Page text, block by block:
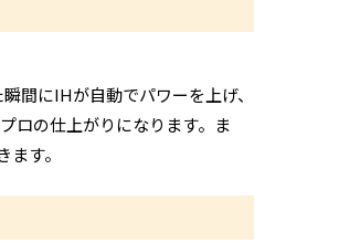
間にIHが自動でパワーを上げ、
ロの仕上がりになります。ま
す。